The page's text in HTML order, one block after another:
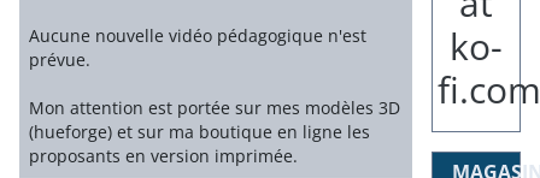
Aucune nouvelle vidéo pédagogique n'est
prévue.
Mon attention est portée sur mes modèles 3D
(hueforge) et sur ma boutique en ligne les
proposants en version imprimée.